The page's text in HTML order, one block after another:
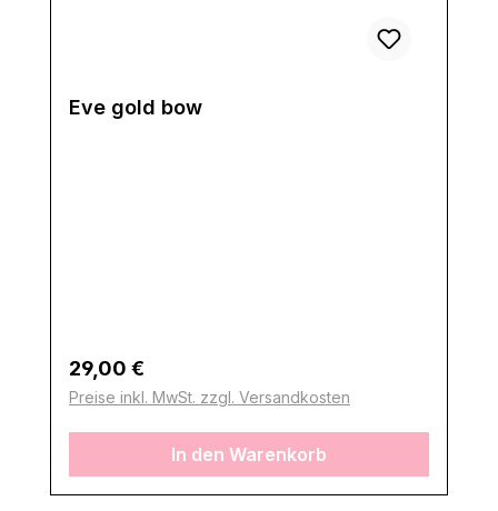
Eve gold bow
Regulärer Preis:
29,00 €
Preise inkl. MwSt. zzgl. Versandkosten
In den Warenkorb